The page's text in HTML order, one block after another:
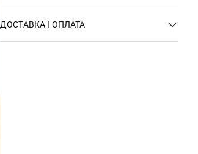
ДОСТАВКА І ОПЛАТА